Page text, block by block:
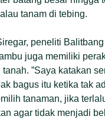
tanam di tebing.
peneliti
juga memiliki
”Saya katakan
bagus itu ketika tak
tanaman, jika
agar tidak menjadi